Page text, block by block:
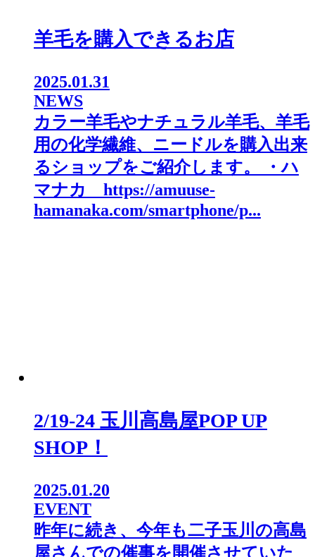
羊毛を購入できるお店
2025.01.31
NEWS
カラー羊毛やナチュラル羊毛、羊毛
用の化学繊維、ニードルを購入出来
るショップをご紹介します。 ・ハ
マナカ https://amuuse-
hamanaka.com/smartphone/p...
2/19-24 玉川高島屋POP UP
SHOP！
2025.01.20
EVENT
昨年に続き、今年も二子玉川の高島
屋さんでの催事を開催させていた